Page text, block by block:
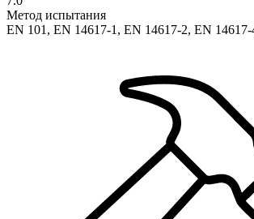
Метод испытания
EN 101, EN 14617-1, EN 14617-2, EN